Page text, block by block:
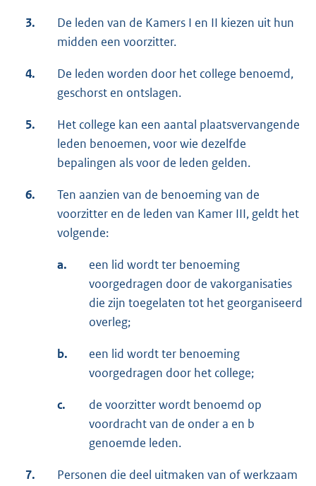
3.
De leden van de Kamers I en II kiezen uit hun
midden een voorzitter.
4.
De leden worden door het college benoemd,
geschorst en ontslagen.
5.
Het college kan een aantal plaatsvervangende
leden benoemen, voor wie dezelfde
bepalingen als voor de leden gelden.
6.
Ten aanzien van de benoeming van de
voorzitter en de leden van Kamer III, geldt het
volgende:
a.
een lid wordt ter benoeming
voorgedragen door de vakorganisaties
die zijn toegelaten tot het georganiseerd
overleg;
b.
een lid wordt ter benoeming
voorgedragen door het college;
c.
de voorzitter wordt benoemd op
voordracht van de onder a en b
genoemde leden.
7. Personen die deel uitmaken van of werkzaam